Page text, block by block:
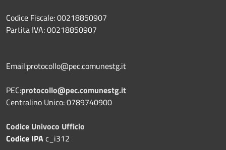
Codice Fiscale: 00218850907
Partita IVA: 00218850907
Email:protocollo@pec.comunestg.it
PEC:protocollo@pec.comunestg.it
Centralino Unico: 0789740900
Codice Univoco Ufficio
Codice IPAc_i312